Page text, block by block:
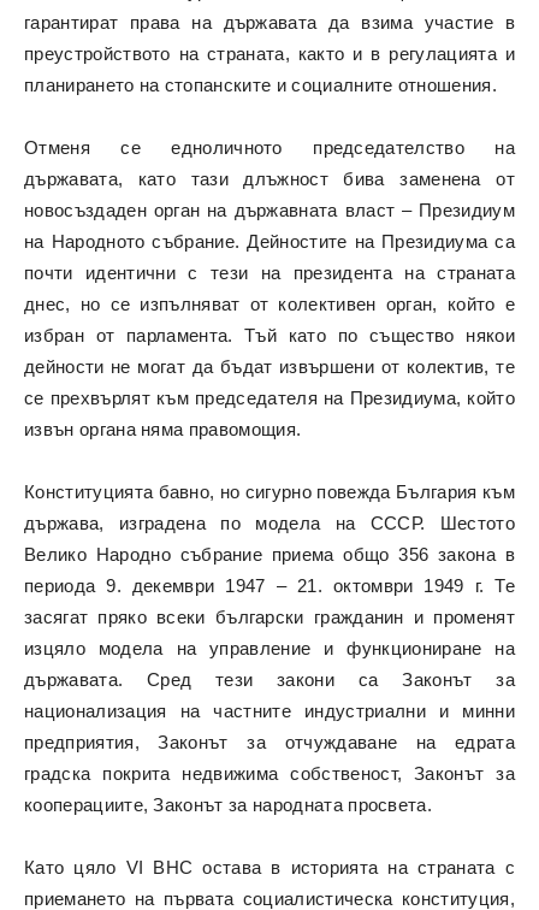
гарантират права на държавата да взима участие в
преустройството на страната, както и в регулацията и
планирането на стопанските и социалните отношения.
Отменя се едноличното председателство на
държавата, като тази длъжност бива заменена от
новосъздаден орган на държавната власт – Президиум
на Народното събрание. Дейностите на Президиума са
почти идентични с тези на президента на страната
днес, но се изпълняват от колективен орган, който е
избран от парламента. Тъй като по същество някои
дейности не могат да бъдат извършени от колектив, те
се прехвърлят към председателя на Президиума, който
извън органа няма правомощия.
Конституцията бавно, но сигурно повежда България към
държава, изградена по модела на СССР. Шестото
Велико Народно събрание приема общо 356 закона в
периода 9. декември 1947 – 21. октомври 1949 г. Те
засягат пряко всеки български гражданин и променят
изцяло модела на управление и функциониране на
държавата. Сред тези закони са Законът за
национализация на частните индустриални и минни
предприятия, Законът за отчуждаване на едрата
градска покрита недвижима собственост, Законът за
кооперациите, Законът за народната просвета.
Като цяло VI ВНС остава в историята на страната с
приемането на първата социалистическа конституция,